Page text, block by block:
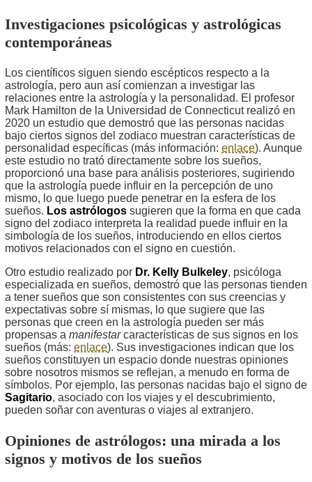
Investigaciones psicológicas y astrológicas
contemporáneas
Los científicos siguen siendo escépticos respecto a la
astrología, pero aun así comienzan a investigar las
relaciones entre la astrología y la personalidad. El profesor
Mark Hamilton de la Universidad de Connecticut realizó en
2020 un estudio que demostró que las personas nacidas
bajo ciertos signos del zodiaco muestran características de
personalidad específicas (más información: enlace). Aunque
este estudio no trató directamente sobre los sueños,
proporcionó una base para análisis posteriores, sugiriendo
que la astrología puede influir en la percepción de uno
mismo, lo que luego puede penetrar en la esfera de los
sueños. Los astrólogos sugieren que la forma en que cada
signo del zodiaco interpreta la realidad puede influir en la
simbología de los sueños, introduciendo en ellos ciertos
motivos relacionados con el signo en cuestión.
Otro estudio realizado por Dr. Kelly Bulkeley, psicóloga
especializada en sueños, demostró que las personas tienden
a tener sueños que son consistentes con sus creencias y
expectativas sobre sí mismas, lo que sugiere que las
personas que creen en la astrología pueden ser más
propensas a manifestarcaracterísticas de sus signos en los
sueños (más: enlace). Sus investigaciones indican que los
sueños constituyen un espacio donde nuestras opiniones
sobre nosotros mismos se reflejan, a menudo en forma de
símbolos. Por ejemplo, las personas nacidas bajo el signo de
Sagitario, asociado con los viajes y el descubrimiento,
pueden soñar con aventuras o viajes al extranjero.
Opiniones de astrólogos: una mirada a los
signos y motivos de los sueños